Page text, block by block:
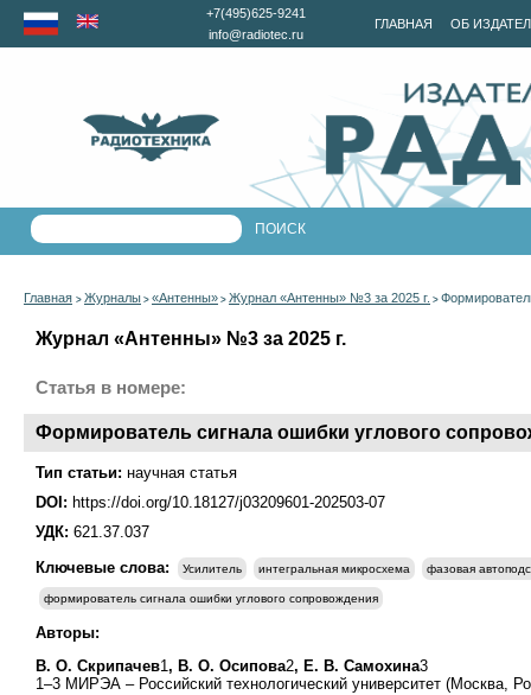
ГЛАВНАЯ ОБ
+7(495)625-9241
info@radiotec.ru
Главная > Журналы > «Антенны» > Журнал «Антенны» №3 за 2025 г. >
Журнал «Антенны» №3 за 2025 г.
Статья в номере:
Формирователь сигнала ошибки углового
Тип статьи: научная статья
DOI: https://doi.org/10.18127/j03209601-202503-07
УДК: 621.37.037
Ключевые слова:
Усилитель интегральная микросхема фазовая
формирователь сигнала ошибки углового сопровождения
Авторы:
В. О. Скрипачев1, В. О. Осипова2, Е. В. Самохина3
1–3 МИРЭА – Российский технологический университет (Москва,